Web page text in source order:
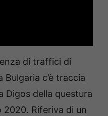
di traffici di
c’è traccia
Digos della questura
2020. Riferiva di un